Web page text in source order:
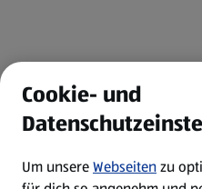
Cookie- und
Um unsereWebseitenzu